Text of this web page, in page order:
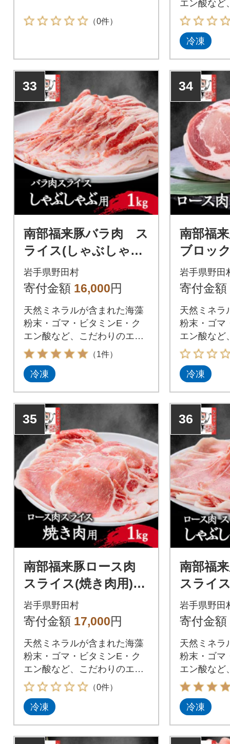
（0件）
エン酸など
で育てた南
冷凍
33
南部福来豚バラ肉 ス
ライス(しゃぶしゃぶ
用)1kg
岩手県野田村
寄付金額 16,000円
天然ミネラルが含まれた海藻
粉末・ゴマ・ビタミンE・ク
エン酸など、こだわりのエサ
で育てた南部福来豚
（1件）
冷凍
34
南部福
ブロッ
岩手県野田
寄付金額
天然ミネラ
粉末・ゴマ
エン酸など
で育てた南
冷凍
35
南部福来豚ロース肉
スライス(焼き肉用)1k
g
岩手県野田村
寄付金額 17,000円
天然ミネラルが含まれた海藻
粉末・ゴマ・ビタミンE・ク
エン酸など、こだわりのエサ
で育てた南部福来豚
（0件）
冷凍
36
南部福
スライ
ぶ用)1kg
岩手県野田
寄付金額
天然ミネラ
粉末・ゴマ
エン酸など
で育てた南
冷凍